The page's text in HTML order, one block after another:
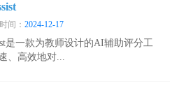
时间：2024-12-17
是一款为教师设计的AI辅助评分工
、高效地对...